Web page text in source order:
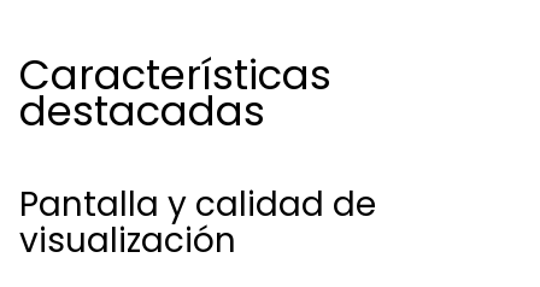
Características
destacadas
Pantalla y calidad de
visualización